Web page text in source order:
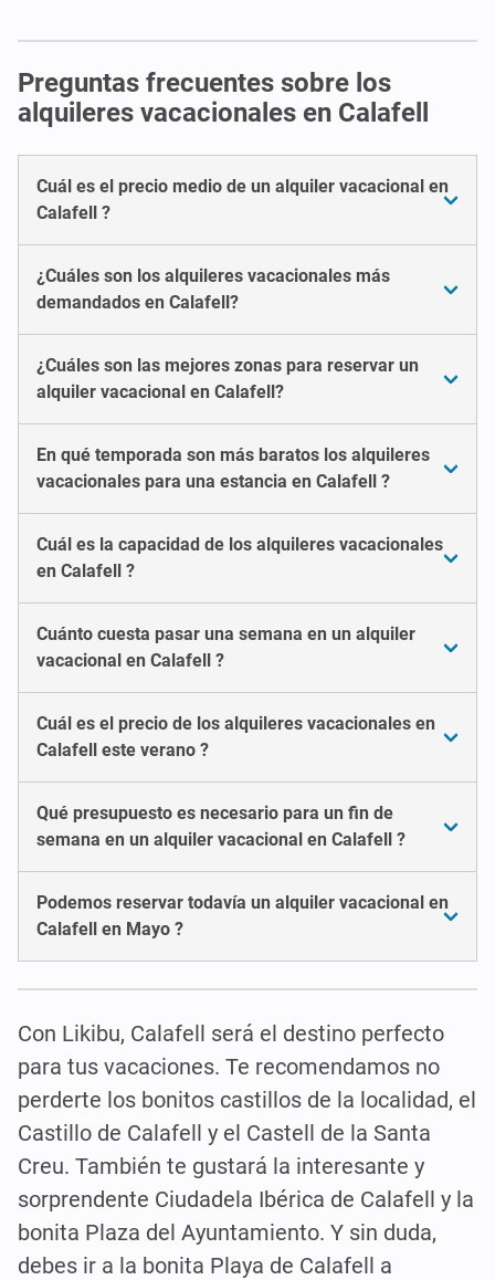
Preguntas frecuentes sobre los
alquileres vacacionales en Calafell
Cuál es el precio medio de un alquiler vacacional en
Calafell ?
¿Cuáles son los alquileres vacacionales más
demandados en Calafell?
¿Cuáles son las mejores zonas para reservar un
alquiler vacacional en Calafell?
En qué temporada son más baratos los alquileres
vacacionales para una estancia en Calafell ?
Cuál es la capacidad de los alquileres vacacionales
en Calafell ?
Cuánto cuesta pasar una semana en un alquiler
vacacional en Calafell ?
Cuál es el precio de los alquileres vacacionales en
Calafell este verano ?
Qué presupuesto es necesario para un fin de
semana en un alquiler vacacional en Calafell ?
Podemos reservar todavía un alquiler vacacional en
Calafell en Mayo ?
Con Likibu, Calafell será el destino perfecto
para tus vacaciones. Te recomendamos no
perderte los bonitos castillos de la localidad, el
Castillo de Calafell y el Castell de la Santa
Creu. También te gustará la interesante y
sorprendente Ciudadela Ibérica de Calafell y la
bonita Plaza del Ayuntamiento. Y sin duda,
debes ir a la bonita Playa de Calafell a